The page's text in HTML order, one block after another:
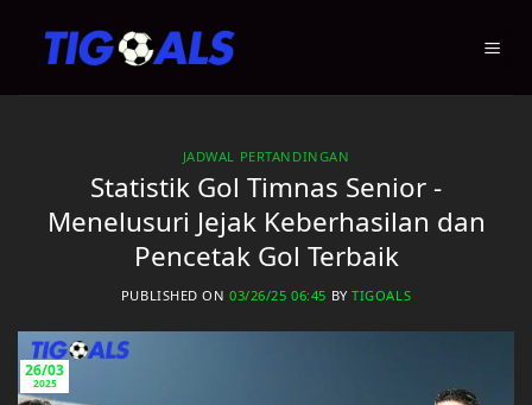
JADWAL PERTANDINGAN
Statistik Gol Timnas Senior -
Menelusuri Jejak Keberhasilan dan
Pencetak Gol Terbaik
PUBLISHED ON03/26/25 06:45 BYTIGOALS
26/03
2025